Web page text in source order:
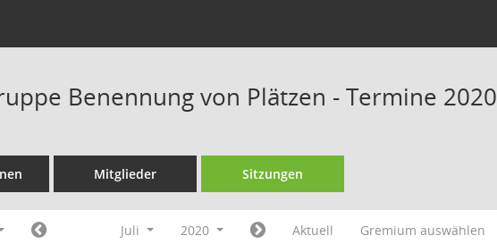
Benennung von Plätzen - Termine 2020
Mitglieder Sitzungen
Juli 2020 Aktuell Gremium auswählen